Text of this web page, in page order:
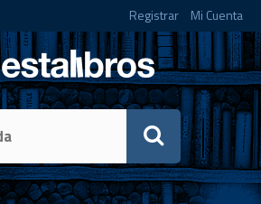
Registrar Mi Cuenta